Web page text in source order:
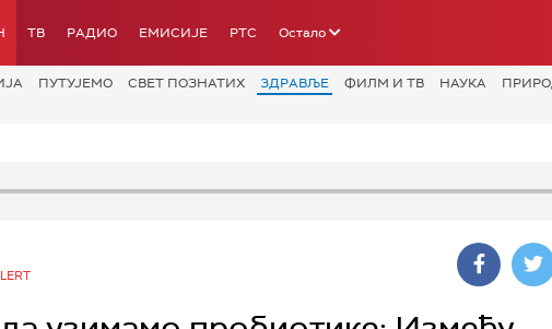
ТВ РАДИО ЕМИСИЈЕ РТС Остало
ПУТУЈЕМО СВЕТ ПОЗНАТИХ ЗДРАВЉЕ ФИЛМ И ТВ НАУКА